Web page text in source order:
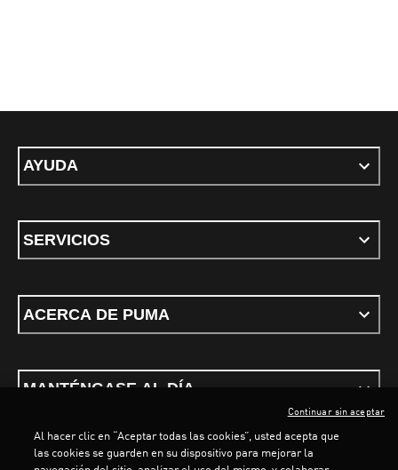
AYUDA
SERVICIOS
ACERCA DE PUMA
MANTÉNGASE AL DÍA
Al hacer clic en “Aceptar todas las cookies”, usted acepta que
las cookies se guarden en su dispositivo para mejorar la
Continuar sin aceptar